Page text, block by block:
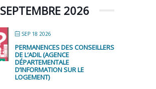
SEPTEMBRE 2026
SEP 18 2026
PERMANENCES DES CONSEILLERS
DE L’ADIL (AGENCE
DÉPARTEMENTALE
D’INFORMATION SUR LE
LOGEMENT)